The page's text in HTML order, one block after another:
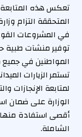
تعكس هذه المتابعة
المتحققة التزام
في المشروعات
توفير منشآت طبية
المواطنين في
تستمر الزيارات
لمتابعة الإنجازات
الوزارة على ضمان
أقصى استفادة
الشاملة.